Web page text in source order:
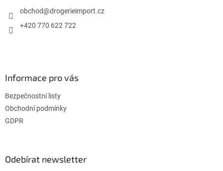
obchod@drogerieimport.cz
+420 770 622 722
Informace pro vás
Bezpečnostní listy
Obchodní podmínky
GDPR
Odebírat newsletter